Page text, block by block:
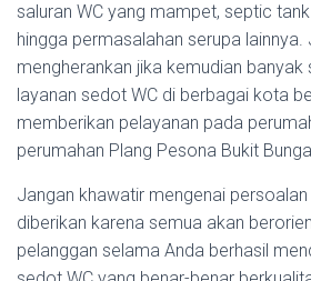
saluran WC yang mampet, septic
hingga permasalahan serupa lainnya.
mengherankan jika kemudian banyak
layanan sedot WC di berbagai kota
memberikan pelayanan pada
perumahan Plang Pesona Bukit
Jangan khawatir mengenai
diberikan karena semua akan
pelanggan selama Anda berhasil